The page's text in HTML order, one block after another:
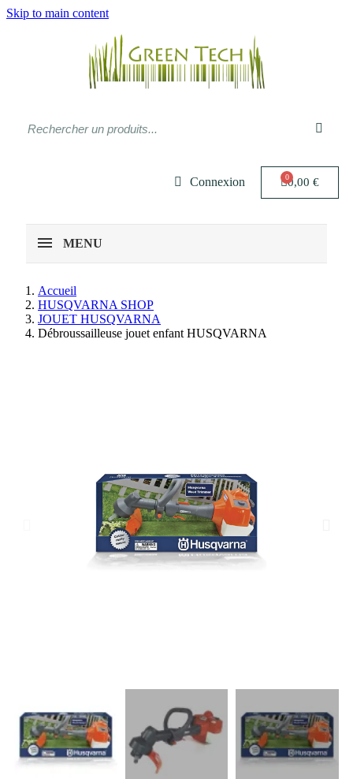
Skip to main content
Connexion 0,00 €
MENU
Accueil
HUSQVARNA SHOP
JOUET HUSQVARNA
Débroussailleuse jouet enfant HUSQVARNA